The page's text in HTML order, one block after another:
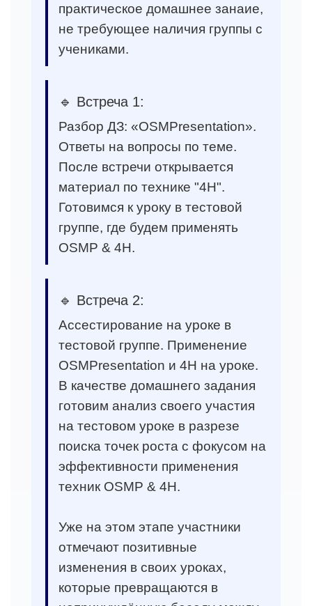
практическое домашнее занаие,
не требующее наличия группы с
учениками.
🔹 Встреча 1:
Разбор ДЗ: «OSMPresentation».
Ответы на вопросы по теме.
После встречи открывается
материал по технике "4H".
Готовимся к уроку в тестовой
группе, где будем применять
OSMP & 4H.
🔹 Встреча 2:
Ассестирование на уроке в
тестовой группе. Применение
OSMPresentation и 4H на уроке.
В качестве домашнего задания
готовим анализ своего участия
на тестовом уроке в разрезе
поиска точек роста с фокусом на
эффективности применения
техник OSMP & 4H.
Уже на этом этапе участники
отмечают позитивные
изменения в своих уроках,
которые превращаются в